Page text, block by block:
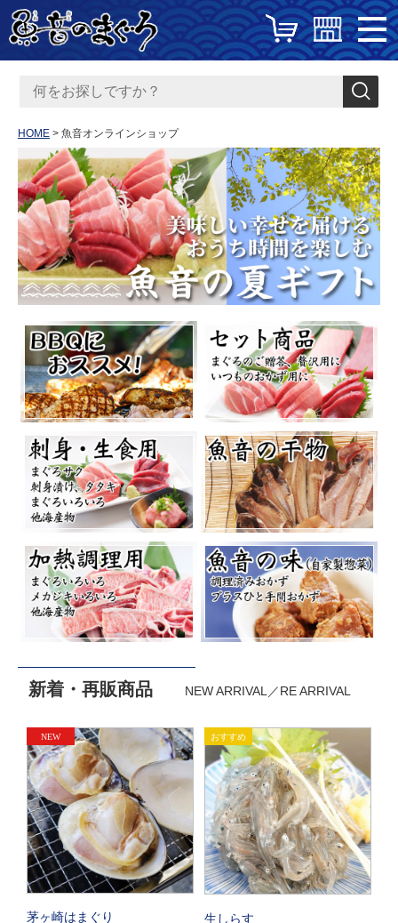
HOME 魚音オンラインショップ
新着・再販商品 NEW ARRIVAL／RE ARRIVAL
茅ヶ崎はまぐり 生しらす